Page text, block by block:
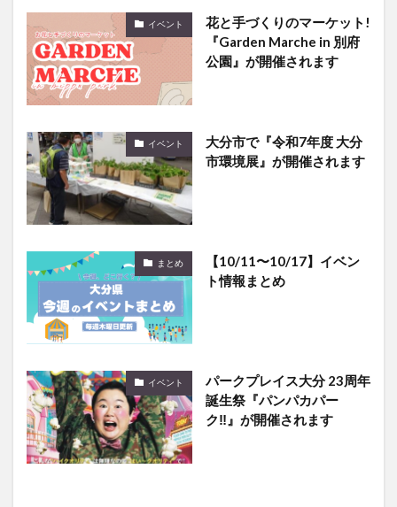
イベント
花と手づくりのマーケット!
『Garden Marche in 別府
公園』が開催されます
イベント
大分市で『令和7年度 大分
市環境展』が開催されます
まとめ
【10/11〜10/17】イベン
ト情報まとめ
イベント
パークプレイス大分 23周年
誕生祭『パンパカパー
ク‼』が開催されます